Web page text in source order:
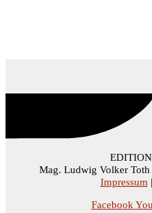
Mag. Ludwig Volker Toth
Impressum|
Facebook